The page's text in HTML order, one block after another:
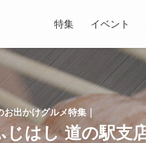
特集 イベント
出かけグルメ特集｜
じはし 道の駅支